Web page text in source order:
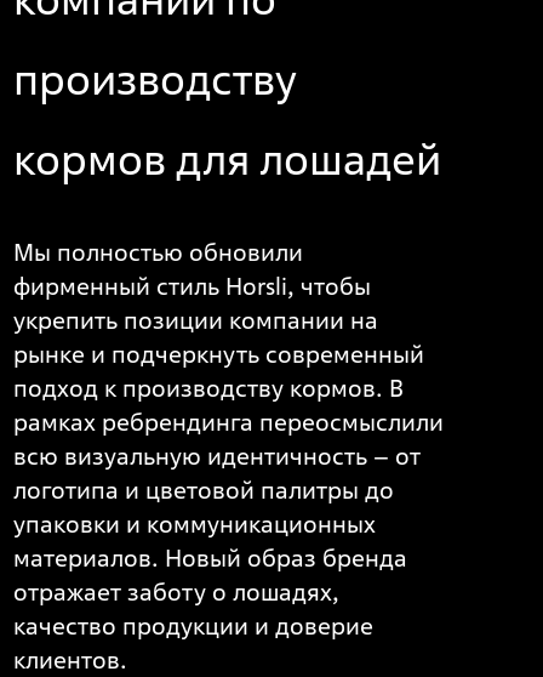
производству
кормов для лошадей
Мы полностью обновили
фирменный стиль Horsli, чтобы
укрепить позиции компании на
рынке и подчеркнуть современный
подход к производству кормов. В
рамках ребрендинга переосмыслили
всю визуальную идентичность – от
логотипа и цветовой палитры до
упаковки и коммуникационных
материалов. Новый образ бренда
отражает заботу о лошадях,
качество продукции и доверие
клиентов.